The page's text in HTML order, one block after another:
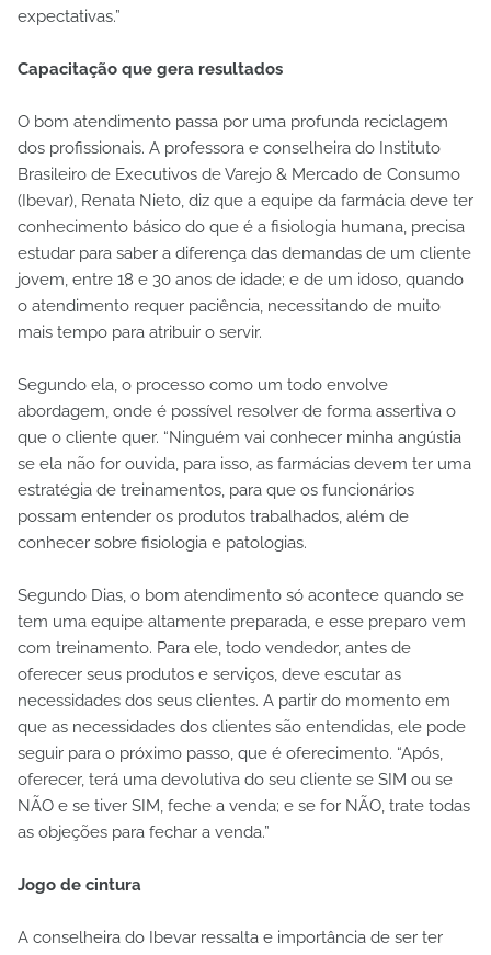
expectativas.”
Capacitação que gera resultados
O bom atendimento passa por uma profunda reciclagem
dos profissionais. A professora e conselheira do Instituto
Brasileiro de Executivos de Varejo & Mercado de Consumo
(Ibevar), Renata Nieto, diz que a equipe da farmácia deve ter
conhecimento básico do que é a fisiologia humana, precisa
estudar para saber a diferença das demandas de um cliente
jovem, entre 18 e 30 anos de idade; e de um idoso, quando
o atendimento requer paciência, necessitando de muito
mais tempo para atribuir o servir.
Segundo ela, o processo como um todo envolve
abordagem, onde é possível resolver de forma assertiva o
que o cliente quer. “Ninguém vai conhecer minha angústia
se ela não for ouvida, para isso, as farmácias devem ter uma
estratégia de treinamentos, para que os funcionários
possam entender os produtos trabalhados, além de
conhecer sobre fisiologia e patologias.
Segundo Dias, o bom atendimento só acontece quando se
tem uma equipe altamente preparada, e esse preparo vem
com treinamento. Para ele, todo vendedor, antes de
oferecer seus produtos e serviços, deve escutar as
necessidades dos seus clientes. A partir do momento em
que as necessidades dos clientes são entendidas, ele pode
seguir para o próximo passo, que é oferecimento. “Após,
oferecer, terá uma devolutiva do seu cliente se SIM ou se
NÃO e se tiver SIM, feche a venda; e se for NÃO, trate todas
as objeções para fechar a venda.”
Jogo de cintura
A conselheira do Ibevar ressalta e importância de ser ter